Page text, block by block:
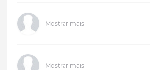
Mostrar mais
Mostrar mais